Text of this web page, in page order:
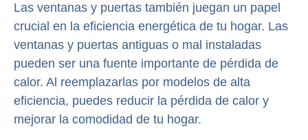
Las ventanas y puertas también juegan un papel
crucial en la eficiencia energética de tu hogar. Las
ventanas y puertas antiguas o mal instaladas
pueden ser una fuente importante de pérdida de
calor. Al reemplazarlas por modelos de alta
eficiencia, puedes reducir la pérdida de calor y
mejorar la comodidad de tu hogar.